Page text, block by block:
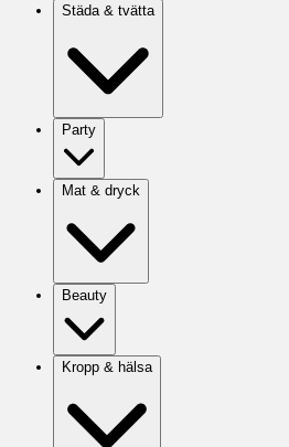
Städa & tvätta
Party
Mat & dryck
Beauty
Kropp & hälsa